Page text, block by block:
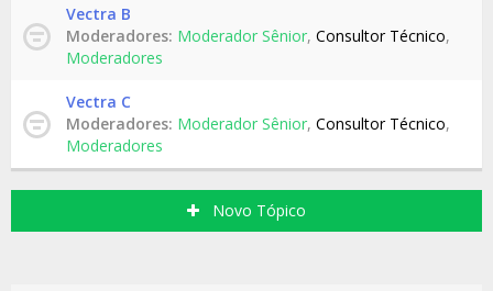
Vectra B
Moderadores: Moderador Sênior, Consultor Técnico,
Moderadores
Vectra C
Moderadores: Moderador Sênior, Consultor Técnico,
Moderadores
Novo Tópico